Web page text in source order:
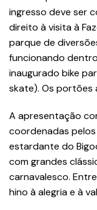
ingresso deve ser
direito à visita à
parque de
funcionando
inaugurado bike
skate). Os portões
A apresentação
coordenadas
estardante do
com grandes
carnavalesco.
hino à alegria e à